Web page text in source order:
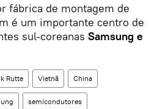
fábrica de montagem de
é um importante centro de
sul-coreanas Samsung e
Rutte Vietnã China
semicondutores